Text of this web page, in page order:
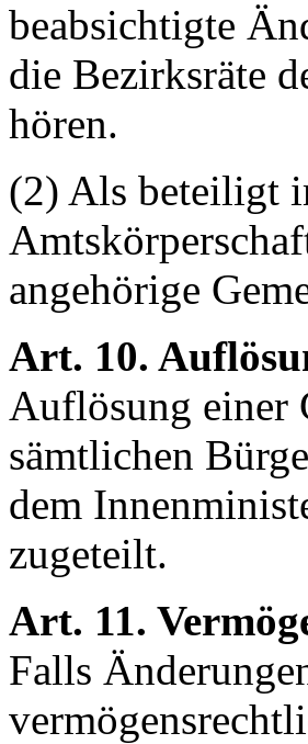
beabsichtigte
die Bezirksräte
hören.
(2) Als beteiligt
angehörige
Art. 10.
Auflösung einer
sämtlichen
dem
zugeteilt.
Art. 11.
Falls